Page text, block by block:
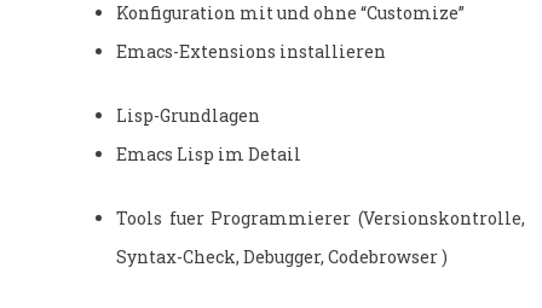
Konfiguration mit und ohne “Customize”
Emacs-Extensions installieren
Lisp-Grundlagen
Emacs Lisp im Detail
Tools fuer Programmierer (Versionskontrolle,
Syntax-Check, Debugger, Codebrowser )